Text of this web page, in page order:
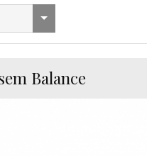
Balance